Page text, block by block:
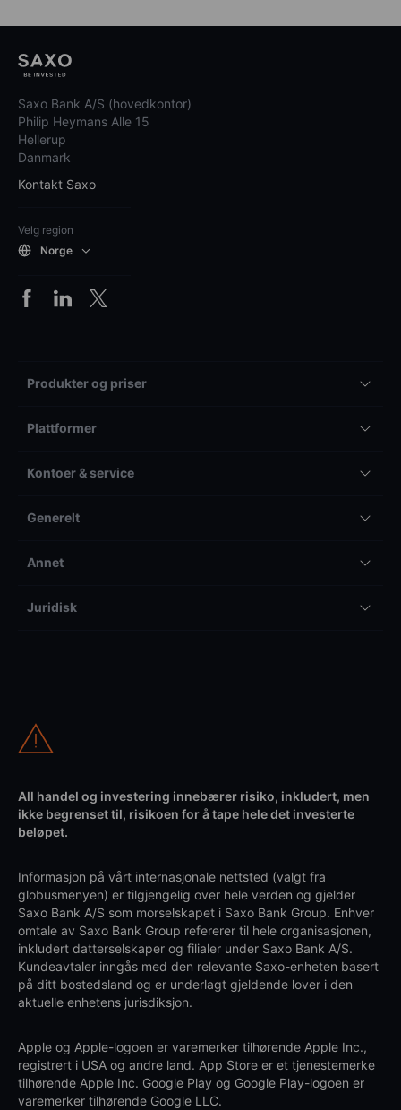
Saxo Bank A/S (hovedkontor)
Philip Heymans Alle 15
Hellerup
Danmark
Kontakt Saxo
Velg region
Norge
Produkter og priser
Plattformer
Kontoer & service
Generelt
Annet
Juridisk
All handel og investering innebærer risiko, inkludert, men
ikke begrenset til, risikoen for å tape hele det investerte
beløpet.
Informasjon på vårt internasjonale nettsted (valgt fra
globusmenyen) er tilgjengelig over hele verden og gjelder
Saxo Bank A/S som morselskapet i Saxo Bank Group. Enhver
omtale av Saxo Bank Group refererer til hele organisasjonen,
inkludert datterselskaper og filialer under Saxo Bank A/S.
Kundeavtaler inngås med den relevante Saxo-enheten basert
på ditt bostedsland og er underlagt gjeldende lover i den
aktuelle enhetens jurisdiksjon.
Apple og Apple-logoen er varemerker tilhørende Apple Inc.,
registrert i USA og andre land. App Store er et tjenestemerke
tilhørende Apple Inc. Google Play og Google Play-logoen er
varemerker tilhørende Google LLC.